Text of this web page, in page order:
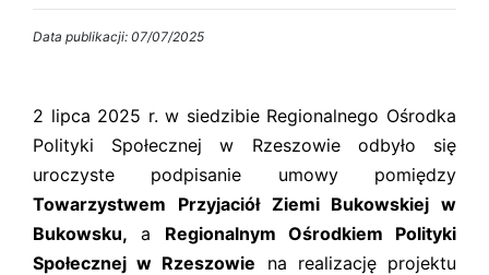
Data publikacji: 07/07/2025
2 lipca 2025 r. w siedzibie Regionalnego Ośrodka
Polityki Społecznej w Rzeszowie odbyło się
uroczyste podpisanie umowy pomiędzy
Towarzystwem Przyjaciół Ziemi Bukowskiej w
Bukowsku, a Regionalnym Ośrodkiem Polityki
Społecznej w Rzeszowie na realizację projektu